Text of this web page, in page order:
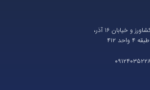
تهران، تقاطع بلوار کشاورز و خیابان 1۶ آذر،
۴۱۲